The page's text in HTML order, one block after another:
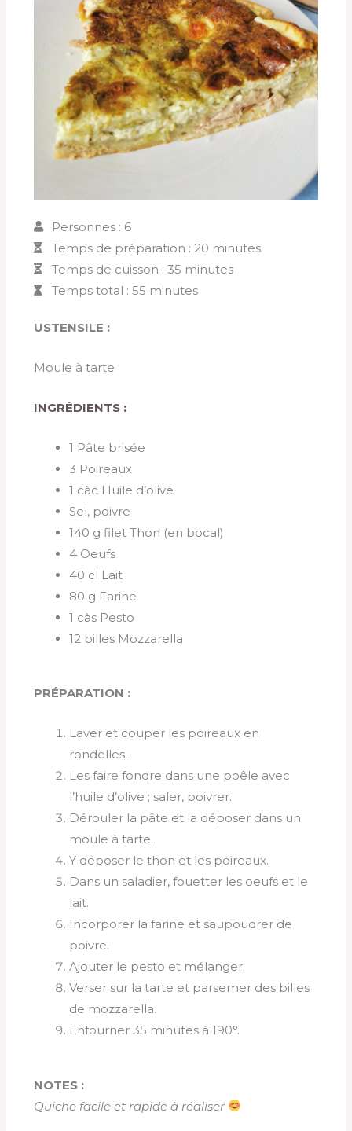
Personnes : 6
Temps de préparation : 20 minutes
Temps de cuisson : 35 minutes
Temps total : 55 minutes
USTENSILE :
Moule à tarte
INGRÉDIENTS :
1 Pâte brisée
3 Poireaux
1 càc Huile d’olive
Sel, poivre
140 g filet Thon (en bocal)
4 Oeufs
40 cl Lait
80 g Farine
1 càs Pesto
12 billes Mozzarella
PRÉPARATION :
Laver et couper les poireaux en
rondelles.
Les faire fondre dans une poêle avec
l’huile d’olive ; saler, poivrer.
Dérouler la pâte et la déposer dans un
moule à tarte.
Y déposer le thon et les poireaux.
Dans un saladier, fouetter les oeufs et le
lait.
Incorporer la farine et saupoudrer de
poivre.
Ajouter le pesto et mélanger.
Verser sur la tarte et parsemer des billes
de mozzarella.
Enfourner 35 minutes à 190°.
NOTES :
Quiche facile et rapide à réaliser